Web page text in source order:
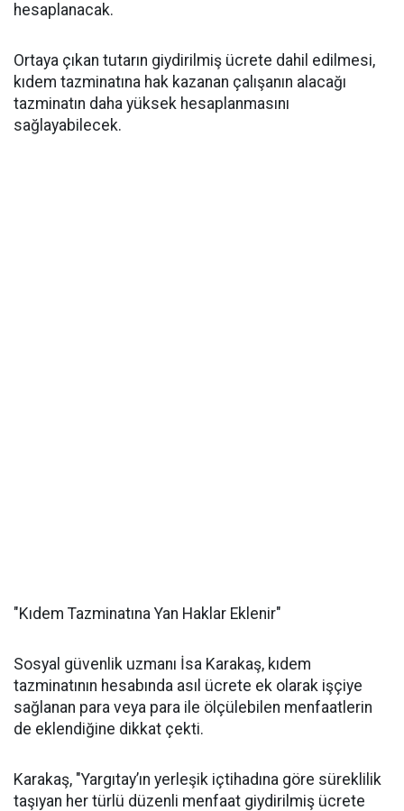
hesaplanacak.
Ortaya çıkan tutarın giydirilmiş ücrete dahil edilmesi,
kıdem tazminatına hak kazanan çalışanın alacağı
tazminatın daha yüksek hesaplanmasını
sağlayabilecek.
"Kıdem Tazminatına Yan Haklar Eklenir"
Sosyal güvenlik uzmanı İsa Karakaş, kıdem
tazminatının hesabında asıl ücrete ek olarak işçiye
sağlanan para veya para ile ölçülebilen menfaatlerin
de eklendiğine dikkat çekti.
Karakaş, "Yargıtay’ın yerleşik içtihadına göre süreklilik
taşıyan her türlü düzenli menfaat giydirilmiş ücrete